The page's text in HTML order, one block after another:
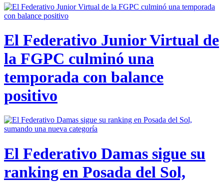
El Federativo Junior Virtual de
la FGPC culminó una
temporada con balance
positivo
El Federativo Damas sigue su
ranking en Posada del Sol,